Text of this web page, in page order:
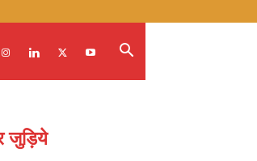
जुड़िये